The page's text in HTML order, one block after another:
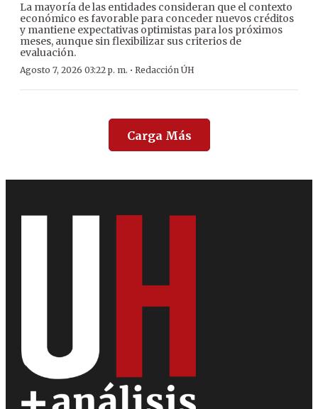
La mayoría de las entidades consideran que el contexto
económico es favorable para conceder nuevos créditos
y mantiene expectativas optimistas para los próximos
meses, aunque sin flexibilizar sus criterios de
evaluación.
Agosto 7, 2026 03:22 p. m. · Redacción ÚH
Carga Más